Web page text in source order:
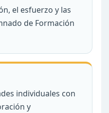
el esfuerzo y las
de Formación
individuales con
y